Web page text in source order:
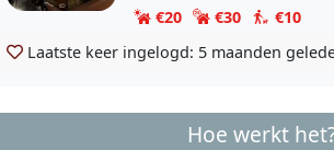
€20
€30
€10
Laatste keer ingelogd: 5 maanden
Hoe werkt